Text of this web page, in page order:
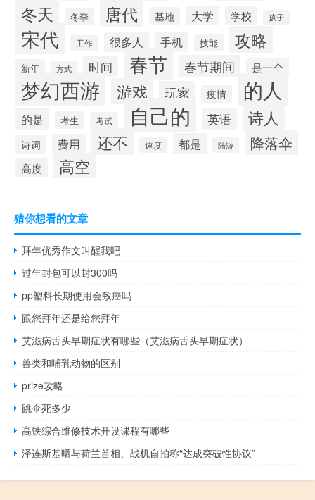
冬天 冬季 唐代 基地 大学 学校 孩子
宋代 工作 很多人 手机 技能 攻略
新年 方式 时间 春节 春节期间 是一个
梦幻西游 游戏 玩家 疫情 的人
的是 考生 考试 自己的 英语 诗人
诗词 费用 还不 速度 都是 陆游 降落伞
高度 高空
猜你想看的文章
拜年优秀作文叫醒我吧
过年封包可以封300吗
pp塑料长期使用会致癌吗
跟您拜年还是给您拜年
艾滋病舌头早期症状有哪些（艾滋病舌头早期症状）
兽类和哺乳动物的区别
prize攻略
跳伞死多少
高铁综合维修技术开设课程有哪些
泽连斯基晒与荷兰首相、战机自拍称“达成突破性协议”